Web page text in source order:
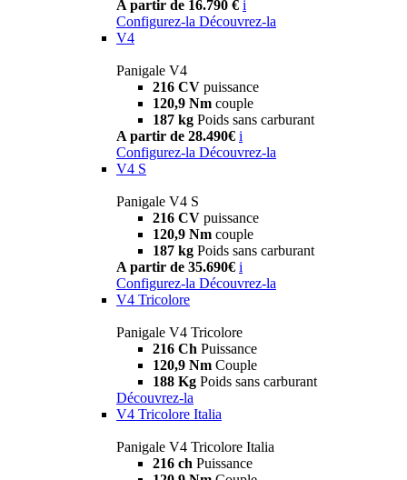
A partir de 16.790 € i
Configurez-la Découvrez-la
V4
Panigale V4
216 CV puissance
120,9 Nm couple
187 kg Poids sans carburant
A partir de 28.490€ i
Configurez-la Découvrez-la
V4 S
Panigale V4 S
216 CV puissance
120,9 Nm couple
187 kg Poids sans carburant
A partir de 35.690€ i
Configurez-la Découvrez-la
V4 Tricolore
Panigale V4 Tricolore
216 Ch Puissance
120,9 Nm Couple
188 Kg Poids sans carburant
Découvrez-la
V4 Tricolore Italia
Panigale V4 Tricolore Italia
216 ch Puissance